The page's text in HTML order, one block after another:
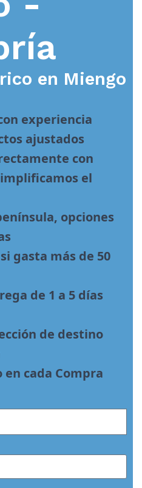
en Miengo
experiencia
ajustados
con
el
opciones
gasta más de 50
de 1 a 5 días
de destino
en cada Compra